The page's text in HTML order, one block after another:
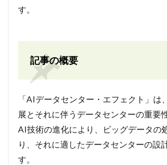
す。
記事の概要
「AIデータセンター・エフェクト」は
展とそれに伴うデータセンターの重要
AI技術の進化により、ビッグデータの
り、それに適したデータセンターの設
す。